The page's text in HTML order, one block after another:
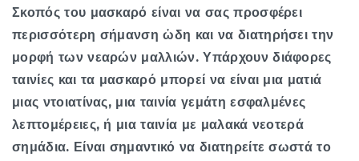
Σκοπός του μασκαρό είναι να σας προσφέρει
περισσότερη σήμανση ὡδη και να διατηρήσει την
μορφή των νεαρών μαλλιών. Υπάρχουν διάφορες
ταινίες και τα μασκαρό μπορεί να είναι μια ματιά
μιας ντοιατίνας, μια ταινία γεμάτη εσφαλμένες
λεπτομέρειες, ή μια ταινία με μαλακά νεοτερά
σημάδια. Είναι σημαντικό να διατηρείτε σωστά το